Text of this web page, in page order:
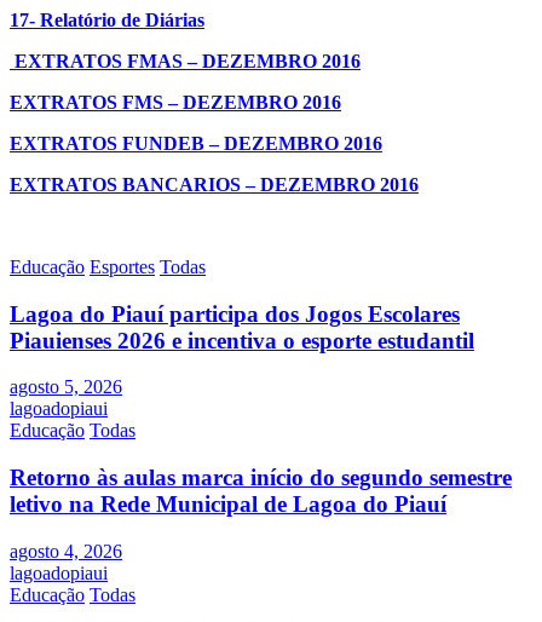
17- Relatório de Diárias
EXTRATOS FMAS – DEZEMBRO 2016
EXTRATOS FMS – DEZEMBRO 2016
EXTRATOS FUNDEB – DEZEMBRO 2016
EXTRATOS BANCARIOS – DEZEMBRO 2016
Educação Esportes Todas
Lagoa do Piauí participa dos Jogos Escolares
Piauienses 2026 e incentiva o esporte estudantil
agosto 5, 2026
lagoadopiaui
Educação Todas
Retorno às aulas marca início do segundo semestre
letivo na Rede Municipal de Lagoa do Piauí
agosto 4, 2026
lagoadopiaui
Educação Todas